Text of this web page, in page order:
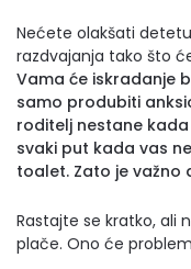
Nećete olakšati
razdvajanja tako što
Vama će iskradanje
samo produbiti
roditelj nestane
svaki put kada vas
toalet. Zato je važno
Rastajte se kratko, ali
plače. Ono će